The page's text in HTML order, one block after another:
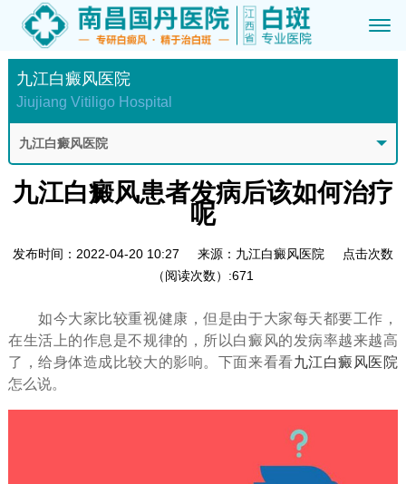
九江白癜风医院
Jiujiang Vitiligo Hospital
九江白癜风医院
九江白癜风患者发病后该如何治疗
呢
发布时间：2022-04-20 10:27 来源：九江白癜风医院
点击次数
（阅读次数）:671
如今大家比较重视健康，但是由于大家每天都要工作，
在生活上的作息是不规律的，所以白癜风的发病率越来越高
了，给身体造成比较大的影响。下面来看看九江白癜风医院
怎么说。